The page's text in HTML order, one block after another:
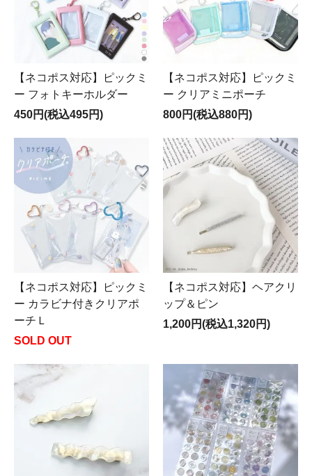
【ネコポス対応】ピックミ
ー フォトキーホルダー
450円(税込495円)
【ネコポス対応】ピックミ
ー クリアミニポーチ
800円(税込880円)
【ネコポス対応】ピックミ
ー カラビナ付きクリアポ
ーチＬ
SOLD OUT
【ネコポス対応】ヘアクリ
ップ＆ピン
1,200円(税込1,320円)